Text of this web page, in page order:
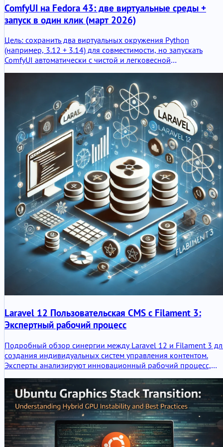
ComfyUI на Fedora 43: две виртуальные среды +
запуск в один клик (март 2026)
Цель: сохранить два виртуальных окружения Python
(например, 3.12 + 3.14) для совместимости, но запускать
ComfyUI автоматически с чистой и легковесной
Laravel 12 Пользовательская CMS с Filament 3:
Экспертный рабочий процесс
Подробный обзор синергии между Laravel 12 и Filament 3
создания индивидуальных систем управления контентом.
Эксперты анализируют инновационный рабочий процесс,
Jetstream.